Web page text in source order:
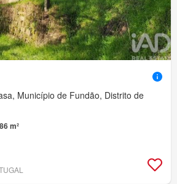
Município de Fundão, Distrito de
m²